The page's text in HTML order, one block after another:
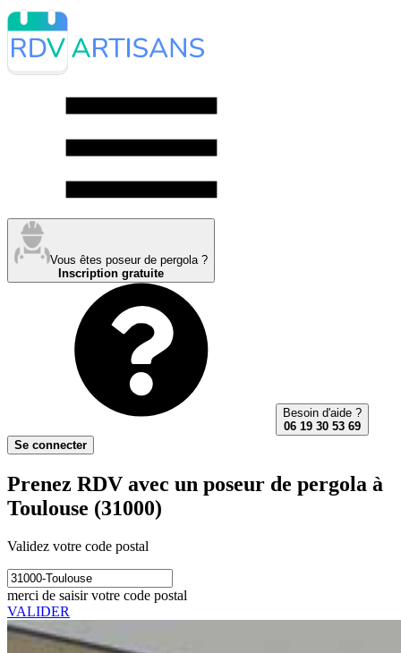
Vous êtes poseur de pergola ?
Inscription gratuite
Besoin d'aide ?
06 19 30 53 69
Se connecter
Prenez RDV avec un poseur de pergola à
Toulouse (31000)
Validez votre code postal
merci de saisir votre code postal
VALIDER